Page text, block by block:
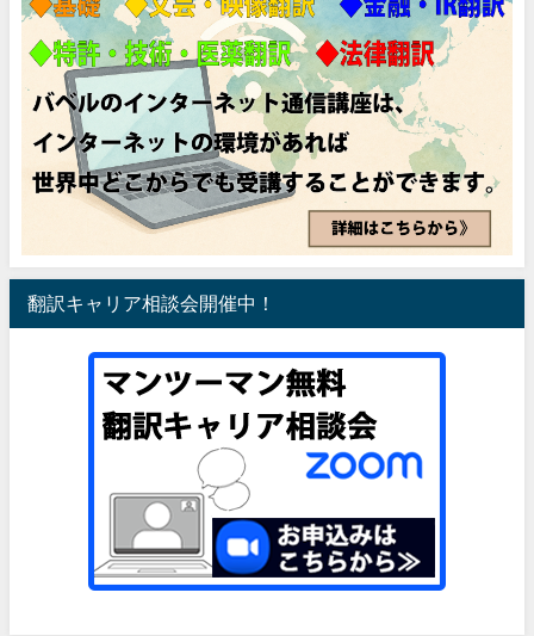
翻訳キャリア相談会開催中！